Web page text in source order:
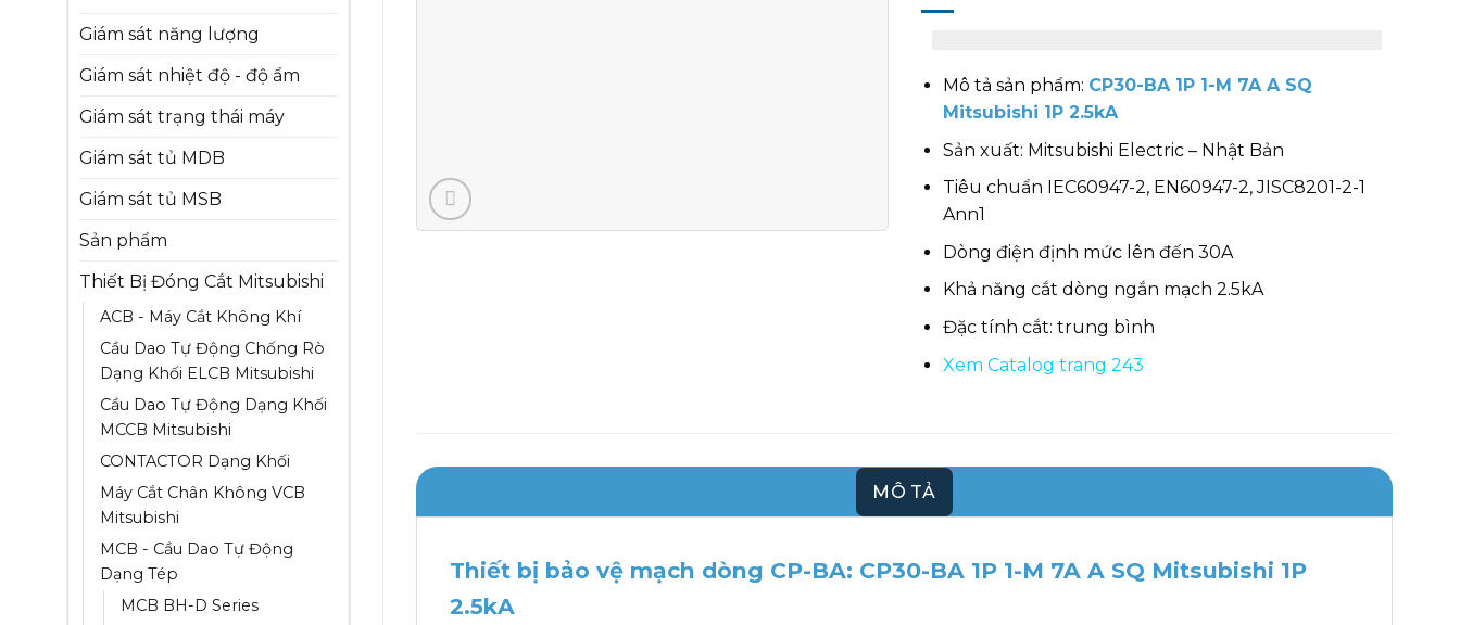
Giám sát năng lượng
Giám sát nhiệt độ - độ ẩm
Giám sát trạng thái máy
Giám sát tủ MDB
Giám sát tủ MSB
Sản phẩm
Thiết Bị Đóng Cắt Mitsubishi
ACB - Máy Cắt Không Khí
Cầu Dao Tự Động Chống Rò
Dạng Khối ELCB Mitsubishi
Cầu Dao Tự Động Dạng Khối
MCCB Mitsubishi
CONTACTOR Dạng Khối
Máy Cắt Chân Không VCB
Mitsubishi
MCB - Cầu Dao Tự Động
Dạng Tép
MCB BH-D Series
Mô tả sản phẩm: CP30-BA 1P 1-M 7A A SQ
Mitsubishi 1P 2.5kA
Sản xuất: Mitsubishi Electric – Nhật Bản
Tiêu chuẩn IEC60947-2, EN60947-2, JISC8201-2-1
Ann1
Dòng điện định mức lên đến 30A
Khả năng cắt dòng ngắn mạch 2.5kA
Đặc tính cắt: trung bình
Xem Catalog trang 243
MÔ TẢ
Thiết bị bảo vệ mạch dòng CP-BA: CP30-BA 1P 1-M 7A A SQ Mitsubishi 1P
2.5kA